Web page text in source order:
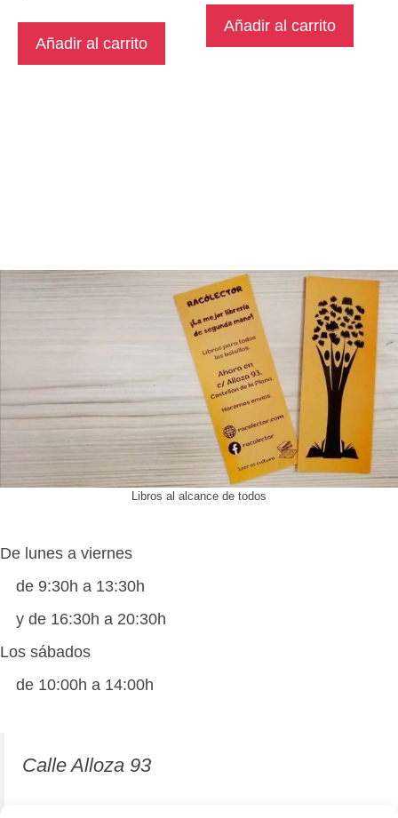
Añadir al carrito
Añadir al carrito
Libros al alcance de todos
De lunes a viernes
de 9:30h a 13:30h
y de 16:30h a 20:30h
Los sábados
de 10:00h a 14:00h
Calle Alloza 93